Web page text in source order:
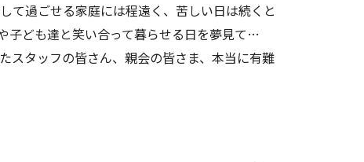
て過ごせる家庭には程遠く、苦しい日は続くと
子ども達と笑い合って暮らせる日を夢見て…
スタッフの皆さん、親会の皆さま、本当に有難